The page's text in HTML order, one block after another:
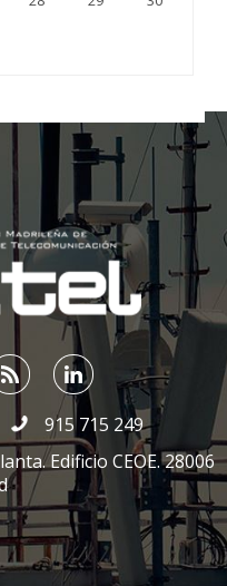
915 715 249
Edificio CEOE. 28006